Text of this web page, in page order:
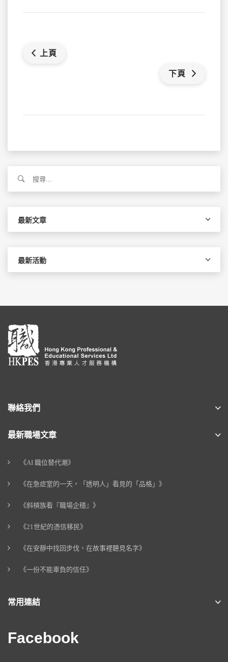
上頁
下頁
關
最新文章
最新活動
聯絡我們
最新職場文章
《AI 職位替代潮》
《在急症室的一天，「透明人」看見的「品格」》
《斜槓族看『職場企穩』》
《21世紀的憑信移民》
《在安靜中找回步伐，在故事裡聽見名字》
《一份不能辜負的信任》
常用連結
Facebook